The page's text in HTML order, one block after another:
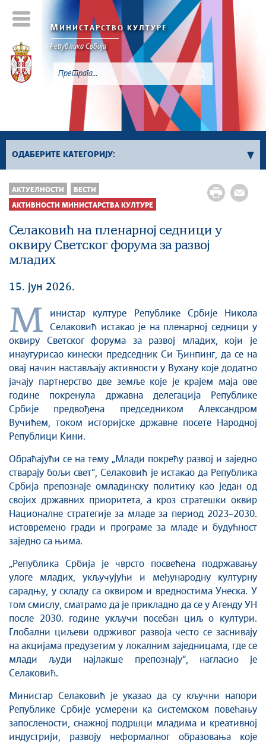
МИНИСТАРСТВО КУЛТУРЕ
Републикa Србијa
ОДАБЕРИТЕ КАТЕГОРИЈУ:
Активности Министарства културе
Сектор за заштиту културног наслеђа и
Сектор за међународне односе и европске
интеграције у области културе
Сектор за савремено стваралаштво
АКТУЕЛНОСТИ ВЕСТИ
АКТИВНОСТИ МИНИСТАРСТВА КУЛТУРЕ
Селаковић на пленарној седници у
оквиру Светског форума за развој
младих
15. јун 2026.
М
инистар културе Републике Србије Никола
Селаковић истакао је на пленарној седници у
оквиру Светског форума за развој младих, који је
инаугурисао кинески председник Си Ђинпинг, да се на
овај начин настављају активности у Вухану које додатно
јачају партнерство две земље које је крајем маја ове
године покренула државна делегација Републике
Србије предвођена председником Александром
Вучићем, током историјске државне посете Народној
Републици Кини.
Обраћајући се на тему „Млади покрећу развој и заједно
стварају бољи свет“, Селаковић је истакао да Република
Србија препознаје омладинску политику као један од
својих државних приоритета, а кроз стратешки оквир
Националне стратегије за младе за период 2023–2030.
истовремено гради и програме за младе и будућност
заједно са њима.
„Република Србија је чврсто посвећена подржавању
улоге младих, укључујући и међународну културну
сарадњу, у складу са оквиром и вредностима Унеска. У
том смислу, сматрамо да је прикладно да се у Агенду УН
после 2030. године укључи посебан циљ о култури.
Глобални циљеви одрживог развоја често се заснивају
на акцијама предузетим у локалним заједницама, где се
млади људи најлакше препознају“, нагласио је
Селаковић.
Министар Селаковић је указао да су кључни напори
Републике Србије усмерени ка системском повећању
запослености, снажној подршци младима и креативној
индустрији, развоју неформалног образовања које